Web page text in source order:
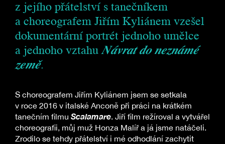
z jejího přátelství s tanečníkem
a choreografem Jiřím Kyliánem vzešel
dokumentární portrét jednoho umělce
a jednoho vztahuNávrat do neznámé
země.
S choreografem Jiřím Kyliánem jsem se setkala
v roce 2016 v italské Anconě při práci na krátkém
tanečním filmu Scalamare. Jiří film režíroval a vytvářel
choreografii, můj muž Honza Malíř a já jsme natáčeli.
Zrodilo se tehdy přátelství i mé odhodlání zachytit